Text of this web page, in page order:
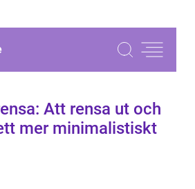
Att rensa ut och
mer minimalistiskt